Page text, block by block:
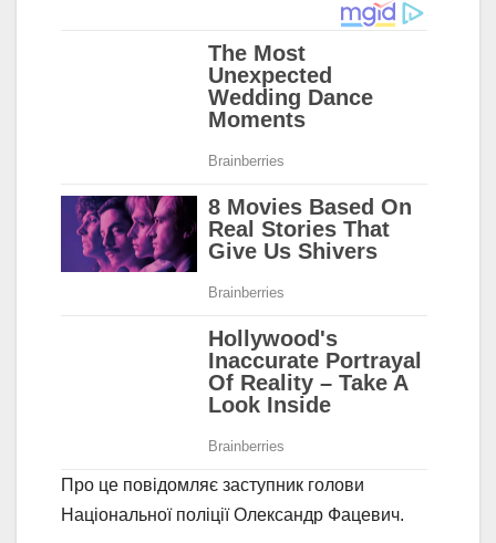
Про це повідомляє заступник голови
Національної поліції Олександр Фацевич.